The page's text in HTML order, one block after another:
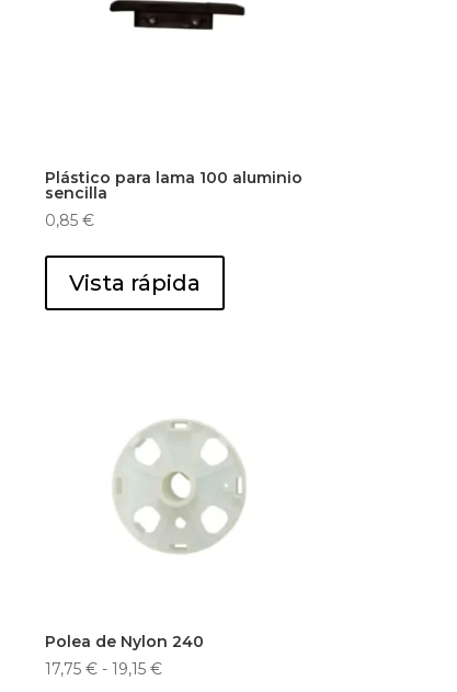
Plástico para lama 100 aluminio
sencilla
0,85€
Vista rápida
Polea de Nylon 240
17,75€ - 19,15€Rango